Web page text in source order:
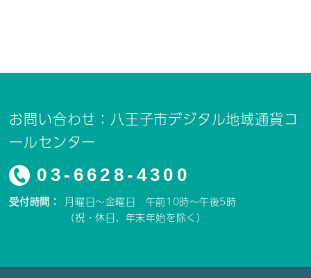
お問い合わせ：八王子市デジタル地域通貨コ
ールセンター
03-6628-4300
受付時間： 月曜日～金曜日 午前10時～午後5時
（祝・休日、年末年始を除く）